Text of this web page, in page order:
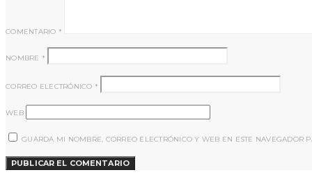
COMENTARIO *
NOMBRE *
CORREO ELECTRÓNICO *
WEB
GUARDA MI NOMBRE, CORREO ELECTRÓNICO Y WEB EN ESTE NAVEGADOR